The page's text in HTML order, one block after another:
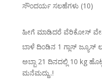
ಸೌಂದರ್ಯ ಸಲಹೆಗಳು (10)
ಹೀಗೆ ಮಾಡಿದರೆ ವೆರಿಕೋಸ್‌
ಬಾಳೆ ದಿಂಡಿನ 1 ಗ್ಲಾಸ್ ಜ್ಯೂಸ್
ಅಬ್ಬಾ 21 ದಿನದಲ್ಲಿ 10 kg
ಮನೆಮದ್ದು..!